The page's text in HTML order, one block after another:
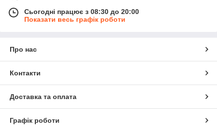
Сьогодні працює з 08:30 до 20:00
Показати весь графік роботи
Про нас
Контакти
Доставка та оплата
Графік роботи